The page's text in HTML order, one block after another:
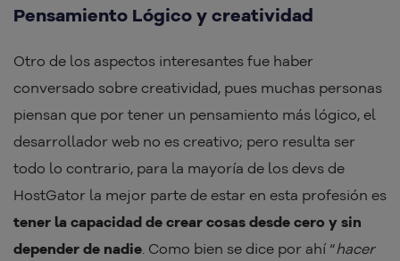
Pensamiento Lógico y creatividad
Otro de los aspectos interesantes fue haber
conversado sobre creatividad, pues muchas personas
piensan que por tener un pensamiento más lógico, el
desarrollador web no es creativo; pero resulta ser
todo lo contrario, para la mayoría de los devs de
HostGator la mejor parte de estar en esta profesión es
tener la capacidad de crear cosas desde cero y sin
depender de nadie. Como bien se dice por ahí “hacer